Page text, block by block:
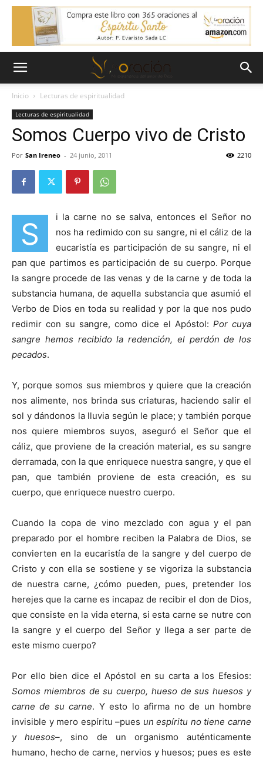
Inicio Lecturas de espiritualidad
Lecturas de espiritualidad
Somos Cuerpo vivo de Cristo
Por San Ireneo - 24 junio, 2011 2210
S
i la carne no se salva, entonces el Señor no
nos ha redimido con su sangre, ni el cáliz de la
eucaristía es participación de su sangre, ni el
pan que partimos es participación de su cuerpo. Porque
la sangre procede de las venas y de la carne y de toda la
substancia humana, de aquella substancia que asumió el
Verbo de Dios en toda su realidad y por la que nos pudo
redimir con su sangre, como dice el Apóstol: Por cuya
sangre hemos recibido la redención, el perdón de los
pecados.
Y, porque somos sus miembros y quiere que la creación
nos alimente, nos brinda sus criaturas, haciendo salir el
sol y dándonos la lluvia según le place; y también porque
nos quiere miembros suyos, aseguró el Señor que el
cáliz, que proviene de la creación material, es su sangre
derramada, con la que enriquece nuestra sangre, y que el
pan, que también proviene de esta creación, es su
cuerpo, que enriquece nuestro cuerpo.
Cuando la copa de vino mezclado con agua y el pan
preparado por el hombre reciben la Palabra de Dios, se
convierten en la eucaristía de la sangre y del cuerpo de
Cristo y con ella se sostiene y se vigoriza la substancia
de nuestra carne, ¿cómo pueden, pues, pretender los
herejes que la carne es incapaz de recibir el don de Dios,
que consiste en la vida eterna, si esta carne se nutre con
la sangre y el cuerpo del Señor y llega a ser parte de
este mismo cuerpo?
Por ello bien dice el Apóstol en su carta a los Efesios:
Somos miembros de su cuerpo, hueso de sus huesos y
carne de su carne. Y esto lo afirma no de un hombre
invisible y mero espíritu –pues un espíritu no tiene carne
y huesos–, sino de un organismo auténticamente
humano, hecho de carne, nervios y huesos; pues es este